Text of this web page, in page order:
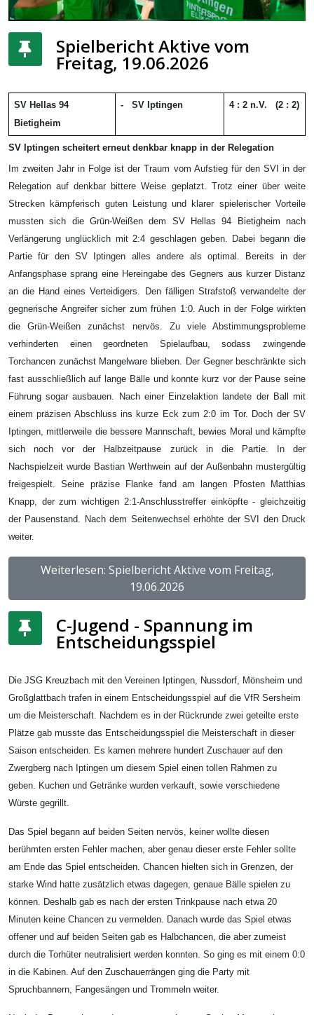
Spielbericht Aktive vom
Freitag, 19.06.2026
SV Hellas 94
Bietigheim
- SV Iptingen 4 : 2 n.V. (2 : 2)
SV Iptingen scheitert erneut denkbar knapp in der Relegation
Im zweiten Jahr in Folge ist der Traum vom Aufstieg für den SVI in der
Relegation auf denkbar bittere Weise geplatzt. Trotz einer über weite
Strecken kämpferisch guten Leistung und klarer spielerischer Vorteile
mussten sich die Grün-Weißen dem SV Hellas 94 Bietigheim nach
Verlängerung unglücklich mit 2:4 geschlagen geben. Dabei begann die
Partie für den SV Iptingen alles andere als optimal. Bereits in der
Anfangsphase sprang eine Hereingabe des Gegners aus kurzer Distanz
an die Hand eines Verteidigers. Den fälligen Strafstoß verwandelte der
gegnerische Angreifer sicher zum frühen 1:0. Auch in der Folge wirkten
die Grün-Weißen zunächst nervös. Zu viele Abstimmungsprobleme
verhinderten einen geordneten Spielaufbau, sodass zwingende
Torchancen zunächst Mangelware blieben. Der Gegner beschränkte sich
fast ausschließlich auf lange Bälle und konnte kurz vor der Pause seine
Führung sogar ausbauen. Nach einer Einzelaktion landete der Ball mit
einem präzisen Abschluss ins kurze Eck zum 2:0 im Tor. Doch der SV
Iptingen, mittlerweile die bessere Mannschaft, bewies Moral und kämpfte
sich noch vor der Halbzeitpause zurück in die Partie. In der
Nachspielzeit wurde Bastian Werthwein auf der Außenbahn mustergültig
freigespielt. Seine präzise Flanke fand am langen Pfosten Matthias
Knapp, der zum wichtigen 2:1-Anschlusstreffer einköpfte - gleichzeitig
der Pausenstand. Nach dem Seitenwechsel erhöhte der SVI den Druck
weiter.
Weiterlesen: Spielbericht Aktive vom Freitag,
19.06.2026
C-Jugend - Spannung im
Entscheidungsspiel
Die JSG Kreuzbach mit den Vereinen Iptingen, Nussdorf, Mönsheim und
Großglattbach trafen in einem Entscheidungsspiel auf die VfR Sersheim
um die Meisterschaft. Nachdem es in der Rückrunde zwei geteilte erste
Plätze gab musste das Entscheidungsspiel die Meisterschaft in dieser
Saison entscheiden. Es kamen mehrere hundert Zuschauer auf den
Zwergberg nach Iptingen um diesem Spiel einen tollen Rahmen zu
geben. Kuchen und Getränke wurden verkauft, sowie verschiedene
Würste gegrillt.
Das Spiel begann auf beiden Seiten nervös, keiner wollte diesen
berühmten ersten Fehler machen, aber genau dieser erste Fehler sollte
am Ende das Spiel entscheiden. Chancen hielten sich in Grenzen, der
starke Wind hatte zusätzlich etwas dagegen, genaue Bälle spielen zu
können. Deshalb gab es nach der ersten Trinkpause nach etwa 20
Minuten keine Chancen zu vermelden. Danach wurde das Spiel etwas
offener und auf beiden Seiten gab es Halbchancen, die aber zumeist
durch die Torhüter neutralisiert werden konnten. So ging es mit einem 0:0
in die Kabinen. Auf den Zuschauerrängen ging die Party mit
Spruchbannern, Fangesängen und Trommeln weiter.